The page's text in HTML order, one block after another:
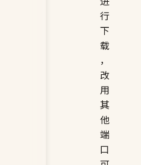
行
下
载
，
改
用
其
他
端
口